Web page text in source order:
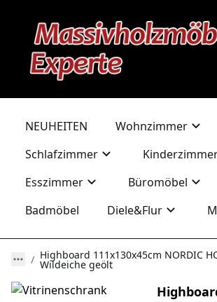
NEUHEITEN
Wohnzimmer
Schlafzimmer
Esszimmer
Büromöbel
Badmöbel
Diele&Flur
Highboard 111x130x45cm NORDIC
Wildeiche geölt